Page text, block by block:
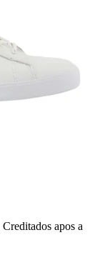
Creditados apos a